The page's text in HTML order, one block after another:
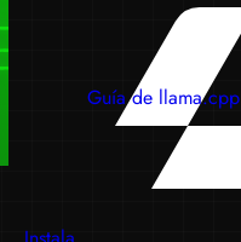
Guía de llama.cpp